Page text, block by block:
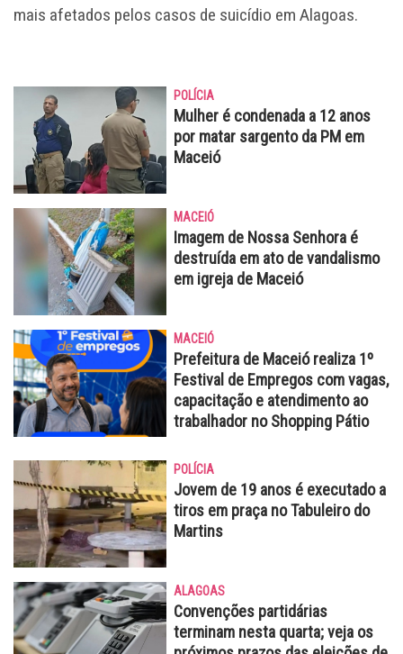
mais afetados pelos casos de suicídio em Alagoas.
POLÍCIA
Mulher é condenada a 12 anos
por matar sargento da PM em
Maceió
MACEIÓ
Imagem de Nossa Senhora é
destruída em ato de vandalismo
em igreja de Maceió
MACEIÓ
Prefeitura de Maceió realiza 1º
Festival de Empregos com vagas,
capacitação e atendimento ao
trabalhador no Shopping Pátio
POLÍCIA
Jovem de 19 anos é executado a
tiros em praça no Tabuleiro do
Martins
ALAGOAS
Convenções partidárias
terminam nesta quarta; veja os